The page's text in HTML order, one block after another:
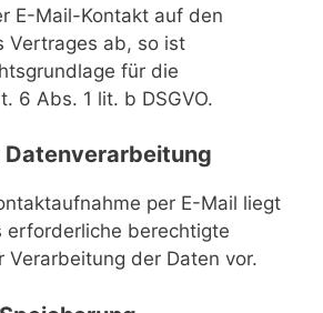
E-Mail-Kontakt auf den
Vertrages ab, so ist
für die
6 Abs. 1 lit. b DSGVO.
Datenverarbeitung
per E-Mail liegt
erforderliche berechtigte
Verarbeitung der Daten vor.